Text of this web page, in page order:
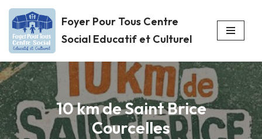
Aller
au
contenu
Foyer Pour Tous Centre
Social Educatif et Culturel
10 km de Saint Brice
Courcelles